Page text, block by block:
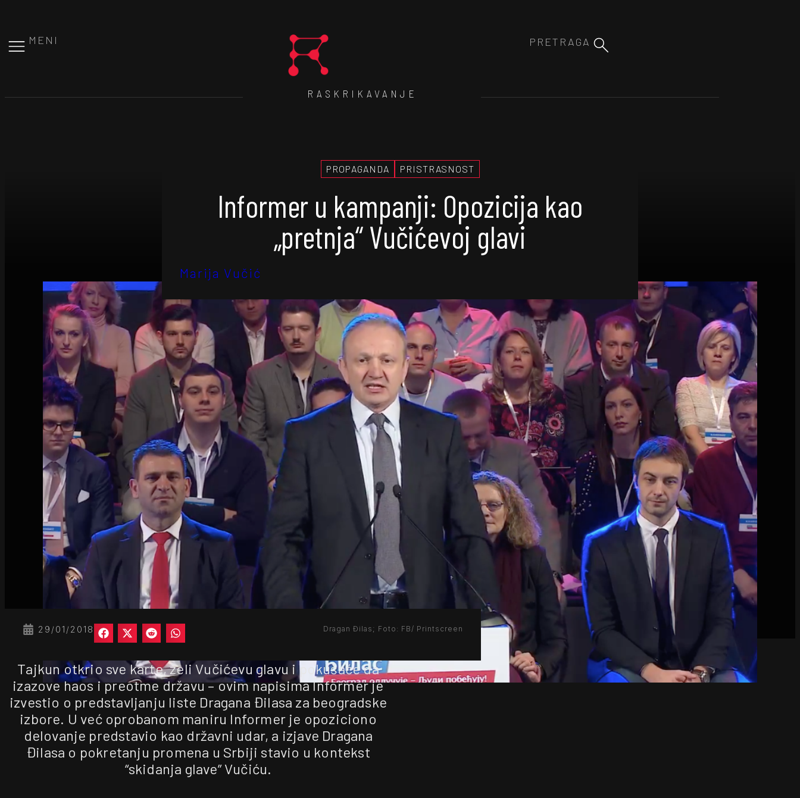
MENI
RASKRIKAVANJE
PROPAGANDA PRISTRASNOST
Informer u kampanji: Opozicija kao
„pretnja“ Vučićevoj glavi
Marija Vučić
29/01/2018 Dragan Đilas; Foto: FB/ Printscreen
Tajkun otkrio sve karte, želi Vučićevu glavu i pokušaće da
izazove haos i preotme državu – ovim napisima Informer je
izvestio o predstavljanju liste Dragana Đilasa za beogradske
izbore. U već oprobanom maniru Informer je opoziciono
delovanje predstavio kao državni udar, a izjave Dragana
Đilasa o pokretanju promena u Srbiji stavio u kontekst
“skidanja glave” Vučiću.